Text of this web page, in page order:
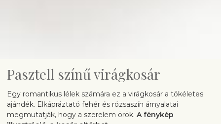
Pasztell színű virágkosár
Egy romantikus lélek számára ez a virágkosár a tökéletes
ajándék. Elkápráztató fehér és rózsaszín árnyalatai
megmutatják, hogy a szerelem örök. A fénykép